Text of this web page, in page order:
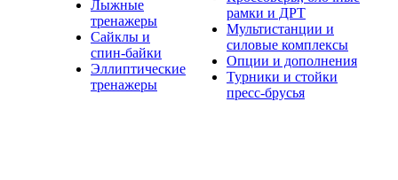
Лыжные
тренажеры
Сайклы и
спин-байки
Эллиптические
тренажеры
рамки и ДРТ
Мультистанции и
силовые комплексы
Опции и дополнения
Турники и стойки
пресс-брусья